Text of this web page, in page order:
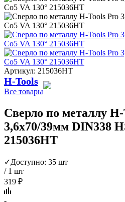
Артикул: 215036HT
H-Tools
Все товары
Сверло по металлу
3,6x70/39мм DIN338
215036HT
✓Доступно: 35 шт
/ 1 шт
319 ₽
-